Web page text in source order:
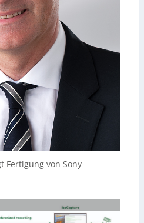
Fertigung von Sony-